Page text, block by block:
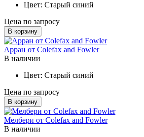
Цвет: Старый синий
Цена по запросу
В корзину
Арран от Colefax and Fowler
В наличии
Цвет: Старый синий
Цена по запросу
В корзину
Мелбери от Colefax and Fowler
В наличии